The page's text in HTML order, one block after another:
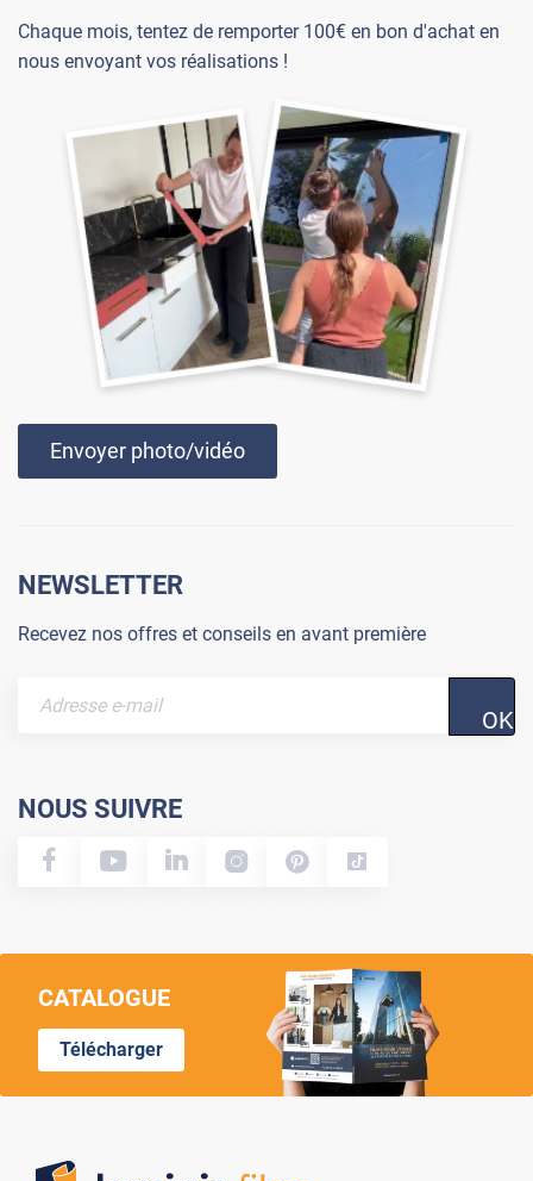
Chaque mois, tentez de remporter 100€ en bon d'achat en
nous envoyant vos réalisations !
Envoyer photo/vidéo
NEWSLETTER
Recevez nos offres et conseils en avant première
OK
NOUS SUIVRE
CATALOGUE
Télécharger